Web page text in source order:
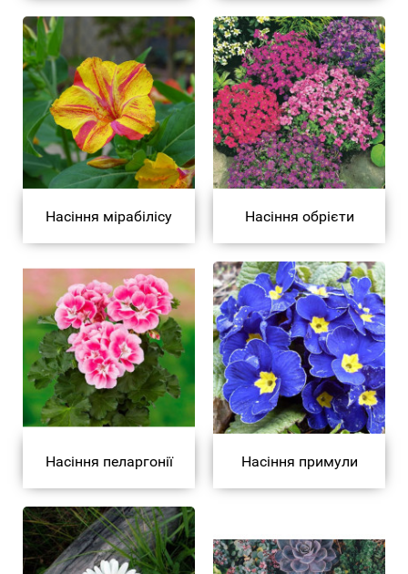
Насіння мірабілісу Насіння обрієти
Насіння пеларгонії Насіння примули